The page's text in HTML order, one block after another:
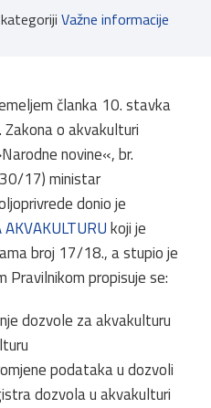
Važne informacije
članka 10. stavka
Zakona o akvakulturi
novine«, br.
17) ministar
donio je
koji je
broj 17/18., a stupio je
Pravilnikom propisuje se:
dozvole za akvakulturu
podataka u dozvoli
dozvola u akvakulturi